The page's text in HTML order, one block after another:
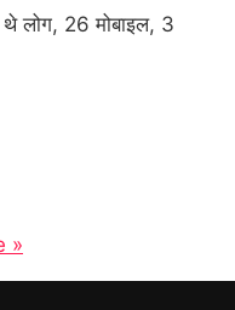
थे लोग, 26 मोबाइल, 3
»